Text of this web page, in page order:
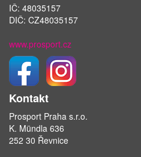
IČ: 48035157
DIČ: CZ48035157
www.prosport.cz
Kontakt
Prosport Praha s.r.o.
K. Mündla 636
252 30 Řevnice